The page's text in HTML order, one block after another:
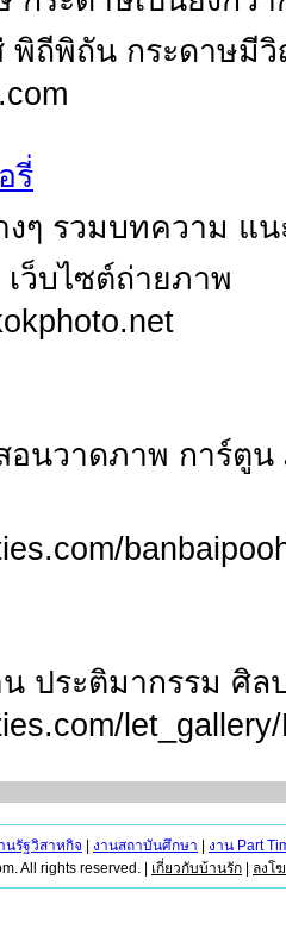
พิถีพิถัน กระดาษ
รี่
งๆ รวมบทความ
ว็บไซต์ถ่ายภาพ
อนวาดภาพ การ์ตู
ประติมากรรม ศิ
นรัฐวิสาหกิจ งานสถาบันศึกษา
งาน Part
All rights reserved. | เกี่ยวกับบ้านรัก ลงโ